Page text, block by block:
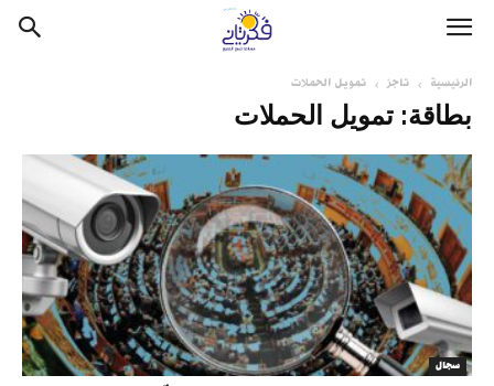
الرئيسية تاجز تمويل الحملات
بطاقة: تمويل الحملات
سجال